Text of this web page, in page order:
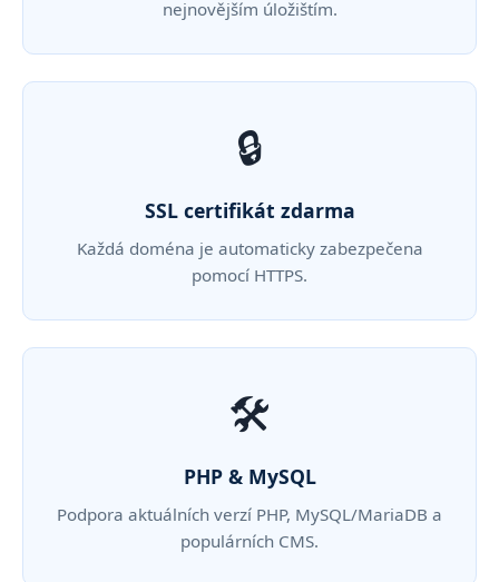
nejnovějším úložištím.
🔒
SSL certifikát zdarma
Každá doména je automaticky zabezpečena
pomocí HTTPS.
🛠️
PHP & MySQL
Podpora aktuálních verzí PHP, MySQL/MariaDB a
populárních CMS.